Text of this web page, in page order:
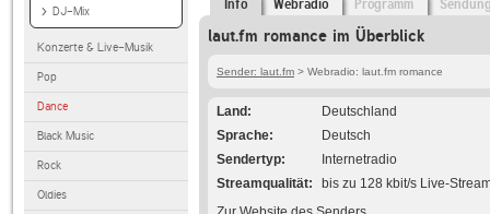
DJ-Mix
Konzerte & Live-Musik
Pop
Dance
Black Music
Rock
Oldies
Info Webradio Programm
laut.fm romance im Überblick
Sender: laut.fm > Webradio: laut.fm romance
Land
Deutschland
Sprache
Deutsch
Sendertyp
Internetradio
Streamqualität
bis zu 128 kbit/s Live-